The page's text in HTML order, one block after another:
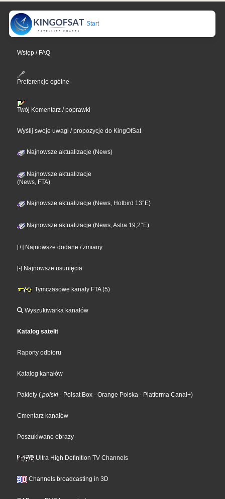
Start
Wstęp / FAQ
Preferencje ogólne
Twój Komentarz / poprawki
Wyślij swoje uwagi / propozycje do KingOfSat
Najnowsze aktualizacje (News)
Najnowsze aktualizacje
(News, FTA)
Najnowsze aktualizacje (News, Hotbird 13°E)
Najnowsze aktualizacje (News, Astra 19,2°E)
[+] Najnowsze dodane / zmiany
[-] Najnowsze usunięcia
Tymczasowe kanały FTA (5)
Wyszukiwarka kanałów
Katalog satelit
Raporty odbioru
Katalog kanałów
Pakiety ( polski - Polsat Box - Orange Polska - Platforma Canal+)
Cmentarz kanałów
Poszukiwane obrazy
Ultra High Definition TV Channels
Channels broadcasting in 3D